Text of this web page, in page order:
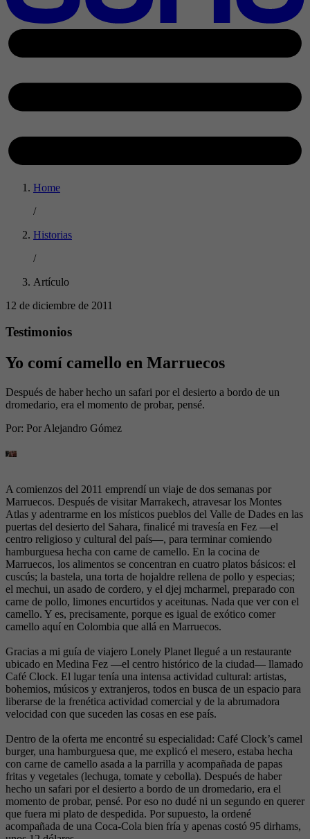
Home
/
Historias
/
Artículo
12 de diciembre de 2011
Testimonios
Yo comí camello en Marruecos
Después de haber hecho un safari por el desierto a bordo de un
dromedario, era el momento de probar, pensé.
Por: Por Alejandro Gómez
A comienzos del 2011 emprendí un viaje de dos semanas por
Marruecos. Después de visitar Marrakech, atravesar los Montes
Atlas y adentrarme en los místicos pueblos del Valle de Dades en las
puertas del desierto del Sahara, finalicé mi travesía en Fez —el
centro religioso y cultural del país—, para terminar comiendo
hamburguesa hecha con carne de camello. En la cocina de
Marruecos, los alimentos se concentran en cuatro platos básicos: el
cuscús; la bastela, una torta de hojaldre rellena de pollo y especias;
el mechui, un asado de cordero, y el djej mcharmel, preparado con
carne de pollo, limones encurtidos y aceitunas. Nada que ver con el
camello. Y es, precisamente, porque es igual de exótico comer
camello aquí en Colombia que allá en Marruecos.
Gracias a mi guía de viajero Lonely Planet llegué a un restaurante
ubicado en Medina Fez —el centro histórico de la ciudad— llamado
Café Clock. El lugar tenía una intensa actividad cultural: artistas,
bohemios, músicos y extranjeros, todos en busca de un espacio para
liberarse de la frenética actividad comercial y de la abrumadora
velocidad con que suceden las cosas en ese país.
Dentro de la oferta me encontré su especialidad: Café Clock’s camel
burger, una hamburguesa que, me explicó el mesero, estaba hecha
con carne de camello asada a la parrilla y acompañada de papas
fritas y vegetales (lechuga, tomate y cebolla). Después de haber
hecho un safari por el desierto a bordo de un dromedario, era el
momento de probar, pensé. Por eso no dudé ni un segundo en querer
que fuera mi plato de despedida. Por supuesto, la ordené
acompañada de una Coca-Cola bien fría y apenas costó 95 dirhams,